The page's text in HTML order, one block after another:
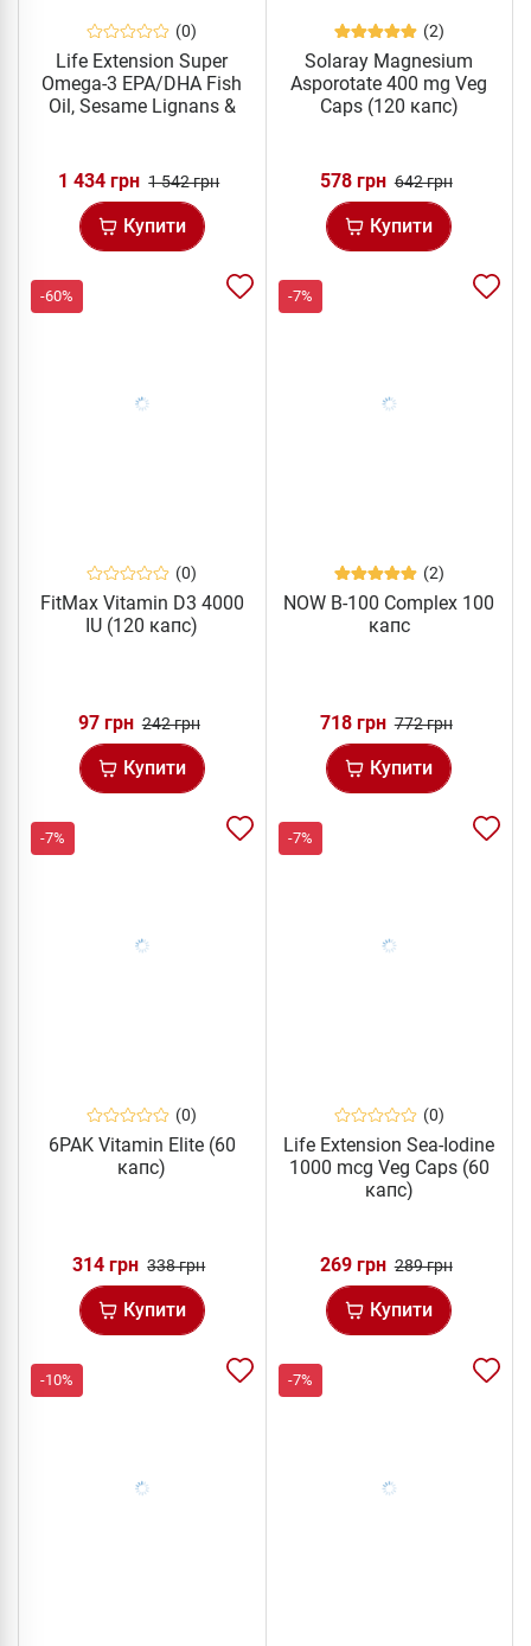
(0)
Life Extension Super
Omega-3 EPA/DHA Fish
Oil, Sesame Lignans &
1 434 грн 1 542 грн
Купити
(2)
Solaray Magnesium
Asporotate 400 mg Veg
Caps (120 капс)
578 грн 642 грн
Купити
-60%
(0)
FitMax Vitamin D3 4000
IU (120 капс)
97 грн 242 грн
Купити
-7%
(2)
NOW B-100 Complex 100
капс
718 грн 772 грн
Купити
-7%
(0)
6PAK Vitamin Elite (60
капс)
314 грн 338 грн
Купити
-7%
(0)
Life Extension Sea-Iodine
1000 mcg Veg Caps (60
капс)
269 грн 289 грн
Купити
-10% -7%